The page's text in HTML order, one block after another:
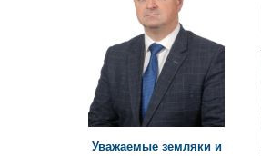
Уважаемые земляки и